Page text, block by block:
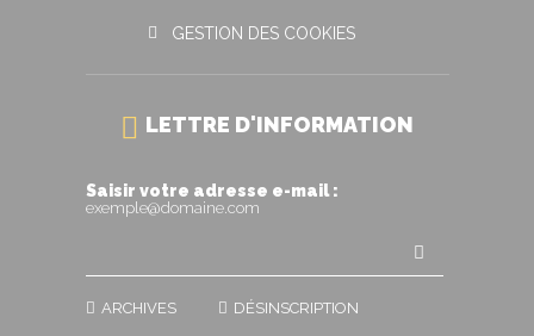
GESTION DES COOKIES
LETTRE D'INFORMATION
Saisir votre adresse e-mail :
exemple@domaine.com
ARCHIVES DÉSINSCRIPTION